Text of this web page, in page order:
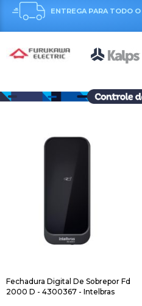
RETIRA FÁCIL
Fechadura Digital De Sobrepor Fd
2000 D - 4300367 - Intelbras